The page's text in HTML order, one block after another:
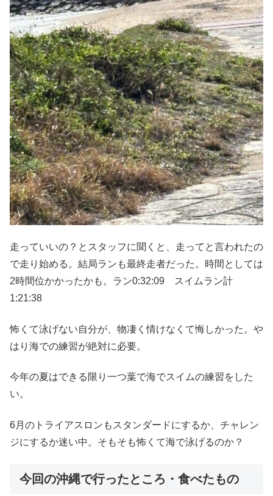
走っていいの？とスタッフに聞くと、走ってと言われたの
で走り始める。結局ランも最終走者だった。時間としては
2時間位かかったかも。ラン0:32:09 スイムラン計
1:21:38
怖くて泳げない自分が、物凄く情けなくて悔しかった。や
はり海での練習が絶対に必要。
今年の夏はできる限り一つ葉で海でスイムの練習をした
い。
6月のトライアスロンもスタンダードにするか、チャレン
ジにするか迷い中。そもそも怖くて海で泳げるのか？
今回の沖縄で行ったところ・食べたもの